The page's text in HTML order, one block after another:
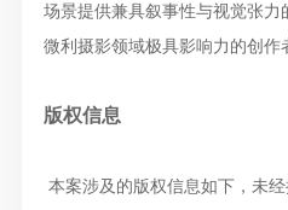
场景提供兼具叙事性与视觉张
微利摄影领域极具影响力的创作
版权信息
本案涉及的版权信息如下，未